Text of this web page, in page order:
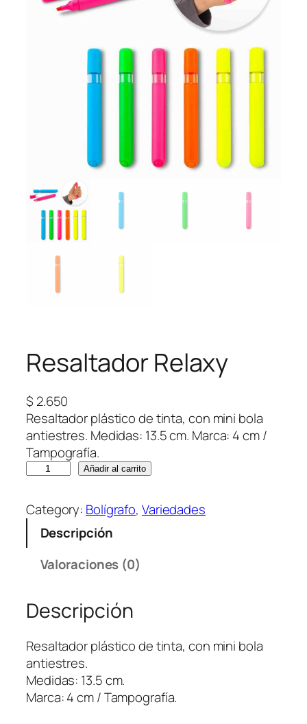
Resaltador Relaxy
$ 2.650
Resaltador plástico de tinta, con mini bola
antiestres. Medidas: 13.5 cm. Marca: 4 cm /
Tampografía.
s
a
o
r
R
e
l
a
Añadir al carrito
Category: Bolígrafo, Variedades
Descripción
Valoraciones (0)
Descripción
Resaltador plástico de tinta, con mini bola
antiestres.
Medidas: 13.5 cm.
Marca: 4 cm / Tampografía.